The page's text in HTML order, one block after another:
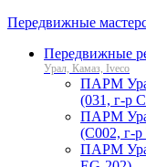
Передвижные
Передвижные
Урал, Камаз, Iveco
ПАРМ
(031, г-р
ПАРМ
(С002, г-
ПАРМ